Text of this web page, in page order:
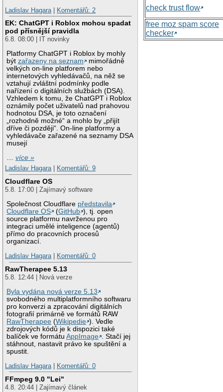
Ladislav Hagara
Komentářů: 2
EK: ChatGPT i Roblox mohou spadat
pod přísnější pravidla
6.8. 08:00 | IT novinky
Platformy ChatGPT i Roblox by mohly
býtzařazeny na seznam
mimořádně
velkých on-line platforem nebo
internetových vyhledávačů, na něž se
vztahují zvláštní podmínky podle
nařízení o digitálních službách (DSA).
Vzhledem k tomu, že ChatGPT i Roblox
oznámily počet uživatelů nad prahovou
hodnotou DSA, je toto označení
„rozhodně možné“ a mohlo by „přijít
dříve či později“. On-line platformy a
vyhledávače zařazené na seznamy DSA
musejí
…více »
Ladislav Hagara| Komentářů: 9
Cloudflare OS
5.8. 17:00 | Zajímavý software
Společnost Cloudflare představila
Cloudflare OS
(GitHub ), tj. open
source platformu navrženou pro
integraci umělé inteligence (agentů)
přímo do pracovních procesů
organizací.
Ladislav Hagara| Komentářů: 0
RawTherapee 5.13
5.8. 12:44 | Nová verze
Byla vydána nová verze 5.13
svobodného multiplatformního softwaru
pro konverzi a zpracování digitálních
fotografií primárně ve formátů RAW
RawTherapee (Wikipedie ). Vedle
zdrojových kódů je k dispozici také
balíček ve formátuAppImage
. Stačí jej
stáhnout, nastavit právo ke spuštění a
spustit.
Ladislav Hagara| Komentářů: 0
FFmpeg 9.0 "Lei"
4.8. 20:44 | Zajímavý článek
check trust flow
free moz spam score
checker